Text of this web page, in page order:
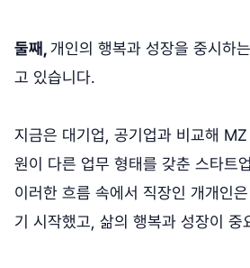
둘째,개인의 행복과 성장을 중시하
고 있습니다.
지금은 대기업, 공기업과 비교해
원이 다른 업무 형태를 갖춘 스타트
이러한 흐름 속에서 직장인 개개인
기 시작했고, 삶의 행복과 성장이 중